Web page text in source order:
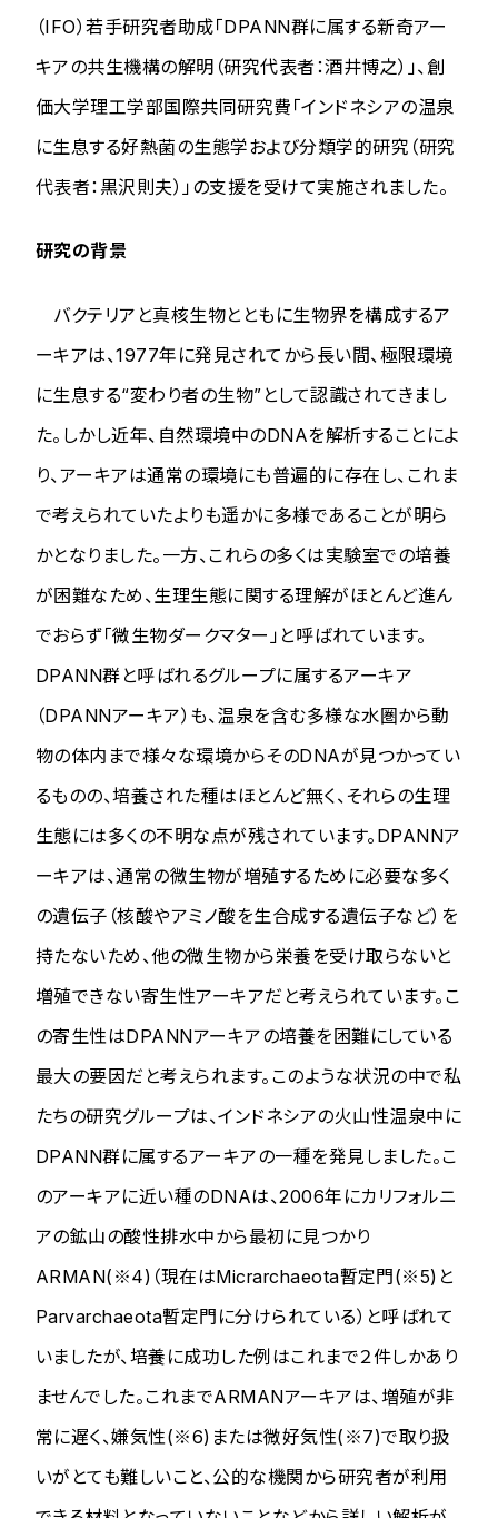
（IFO）若手研究者助成「DPANN群に属する新奇アー
キアの共生機構の解明（研究代表者：酒井博之）」、創
価大学理工学部国際共同研究費「インドネシアの温泉
に生息する好熱菌の生態学および分類学的研究（研究
代表者：黒沢則夫）」の支援を受けて実施されました。
研究の背景
バクテリアと真核生物とともに生物界を構成するア
ーキアは、1977年に発見されてから長い間、極限環境
に生息する“変わり者の生物”として認識されてきまし
た。しかし近年、自然環境中のDNAを解析することによ
り、アーキアは通常の環境にも普遍的に存在し、これま
で考えられていたよりも遥かに多様であることが明ら
かとなりました。一方、これらの多くは実験室での培養
が困難なため、生理生態に関する理解がほとんど進ん
でおらず「微生物ダークマター」と呼ばれています。
DPANN群と呼ばれるグループに属するアーキア
（DPANNアーキア）も、温泉を含む多様な水圏から動
物の体内まで様々な環境からそのDNAが見つかってい
るものの、培養された種はほとんど無く、それらの生理
生態には多くの不明な点が残されています。DPANNア
ーキアは、通常の微生物が増殖するために必要な多く
の遺伝子（核酸やアミノ酸を生合成する遺伝子など）を
持たないため、他の微生物から栄養を受け取らないと
増殖できない寄生性アーキアだと考えられています。こ
の寄生性はDPANNアーキアの培養を困難にしている
最大の要因だと考えられます。このような状況の中で私
たちの研究グループは、インドネシアの火山性温泉中に
DPANN群に属するアーキアの一種を発見しました。こ
のアーキアに近い種のDNAは、2006年にカリフォルニ
アの鉱山の酸性排水中から最初に見つかり
ARMAN(※4)（現在はMicrarchaeota暫定門(※5)と
Parvarchaeota暫定門に分けられている）と呼ばれて
いましたが、培養に成功した例はこれまで２件しかあり
ませんでした。これまでARMANアーキアは、増殖が非
常に遅く、嫌気性(※6)または微好気性(※7)で取り扱
いがとても難しいこと、公的な機関から研究者が利用